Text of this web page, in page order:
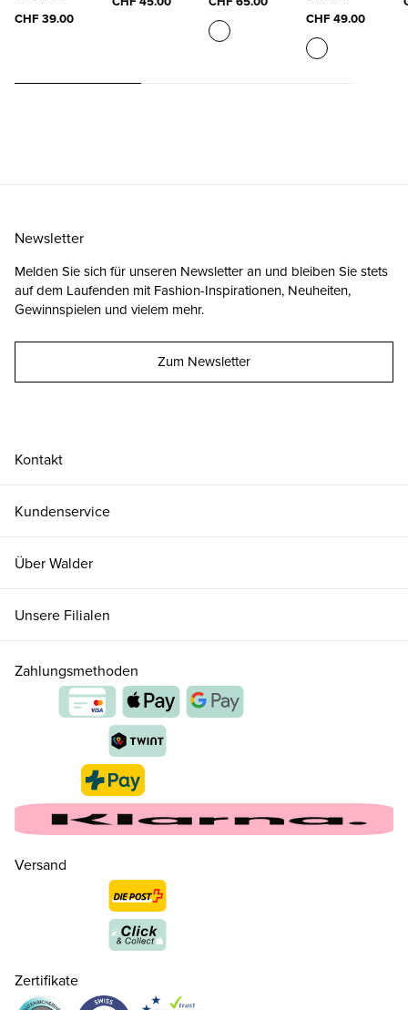
CHF 39.00
CHF 49.00
Kontakt
Kundenservice
Über Walder
Unsere Filialen
Newsletter
Melden Sie sich für unseren Newsletter an und bleiben Sie stets
auf dem Laufenden mit Fashion-Inspirationen, Neuheiten,
Gewinnspielen und vielem mehr.
Zum Newsletter
Zahlungsmethoden
Versand
Zertifikate